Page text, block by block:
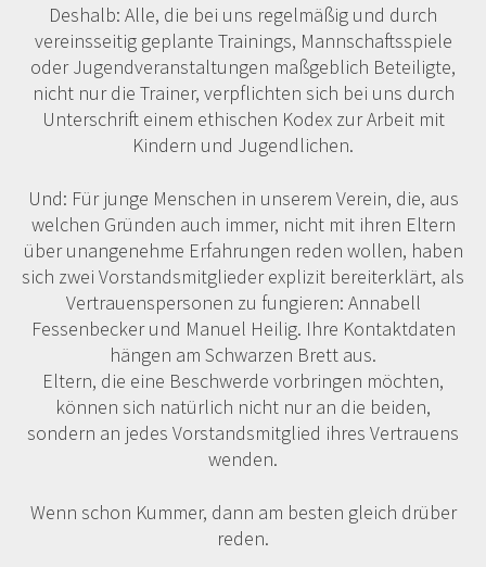
Deshalb: Alle, die bei uns regelmäßig und durch
vereinsseitig geplante Trainings, Mannschaftsspiele
oder Jugendveranstaltungen maßgeblich Beteiligte,
nicht nur die Trainer, verpflichten sich bei uns durch
Unterschrift einem ethischen Kodex zur Arbeit mit
Kindern und Jugendlichen.
Und: Für junge Menschen in unserem Verein, die, aus
welchen Gründen auch immer, nicht mit ihren Eltern
über unangenehme Erfahrungen reden wollen, haben
sich zwei Vorstandsmitglieder explizit bereiterklärt, als
Vertrauenspersonen zu fungieren: Annabell
Fessenbecker und Manuel Heilig. Ihre Kontaktdaten
hängen am Schwarzen Brett aus.
Eltern, die eine Beschwerde vorbringen möchten,
können sich natürlich nicht nur an die beiden,
sondern an jedes Vorstandsmitglied ihres Vertrauens
wenden.
Wenn schon Kummer, dann am besten gleich drüber
reden.